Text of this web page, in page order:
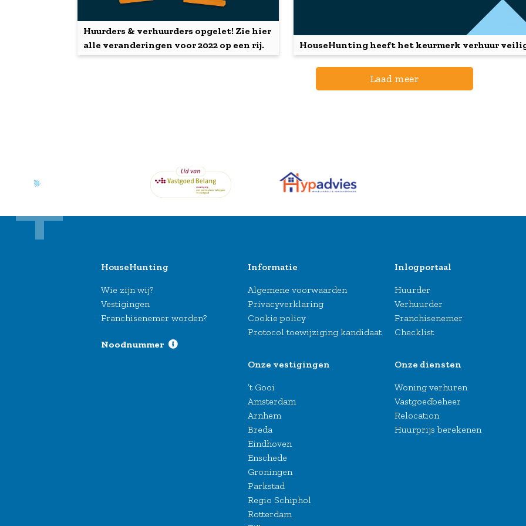
Huurders & verhuurders opgelet! Zie hier
alle veranderingen voor 2022 op een rij.
HouseHunting heeft het keurmerk verhuur
Laad meer
HouseHunting
Wie zijn wij?
Vestigingen
Franchisenemer worden?
Noodnummer
Informatie
Algemene voorwaarden
Privacyverklaring
Cookie policy
Protocol toewijziging kandidaat
Onze vestigingen
’t Gooi
Amsterdam
Arnhem
Breda
Eindhoven
Enschede
Groningen
Parkstad
Regio Schiphol
Rotterdam
Inlogportaal
Huurder
Verhuurder
Franchisenemer
Checklist
Onze diensten
Woning verhuren
Vastgoedbeheer
Relocation
Huurprijs berekenen